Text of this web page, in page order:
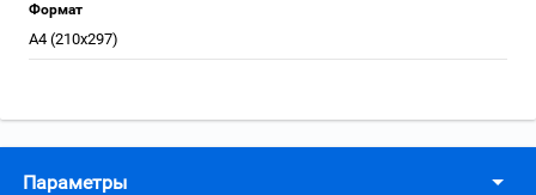
Формат
А4 (210x297)
Параметры